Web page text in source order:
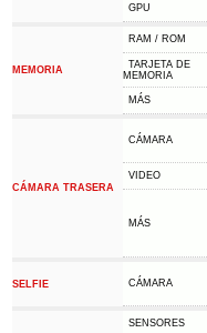
GPU
MEMORIA
RAM / ROM
TARJETA DE
MEMORIA
MÁS
CÁMARA TRASERA
CÁMARA
VIDEO
MÁS
SELFIE CÁMARA
SENSORES